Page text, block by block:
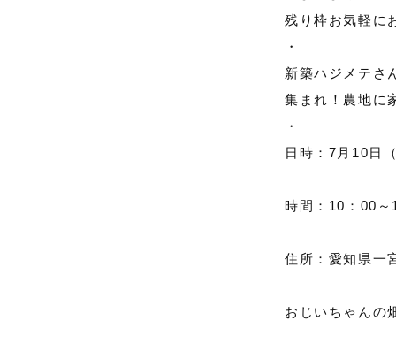
残り枠お気軽に
・
新築ハジメテさ
集まれ！農地に
・
日時：7月10日
時間：10：00～
住所：愛知県一
おじいちゃんの